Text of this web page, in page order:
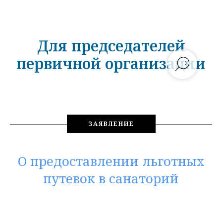
Для председателей
первичной организации
ЗАЯВЛЕНИЕ
О предоставлении льготных
путевок в санаторий